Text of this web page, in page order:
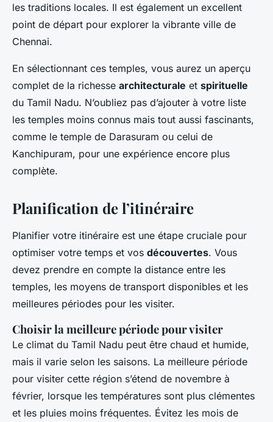
les traditions locales. Il est également un excellent
point de départ pour explorer la vibrante ville de
Chennai.
En sélectionnant ces temples, vous aurez un aperçu
complet de la richesse architecturale et spirituelle
du Tamil Nadu. N’oubliez pas d’ajouter à votre liste
les temples moins connus mais tout aussi fascinants,
comme le temple de Darasuram ou celui de
Kanchipuram, pour une expérience encore plus
complète.
Planification de l’itinéraire
Planifier votre itinéraire est une étape cruciale pour
optimiser votre temps et vos découvertes. Vous
devez prendre en compte la distance entre les
temples, les moyens de transport disponibles et les
meilleures périodes pour les visiter.
Choisir la meilleure période pour visiter
Le climat du Tamil Nadu peut être chaud et humide,
mais il varie selon les saisons. La meilleure période
pour visiter cette région s’étend de novembre à
février, lorsque les températures sont plus clémentes
et les pluies moins fréquentes. Évitez les mois de